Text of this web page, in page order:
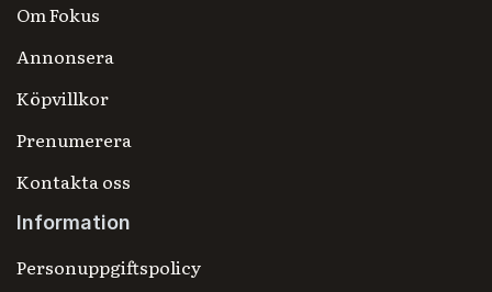
Om Fokus
Annonsera
Köpvillkor
Prenumerera
Kontakta oss
Information
Personuppgiftspolicy